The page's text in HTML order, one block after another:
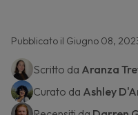
Pubblicato il Giugno 08,
Scritto da Aranza
Curato da Ashley